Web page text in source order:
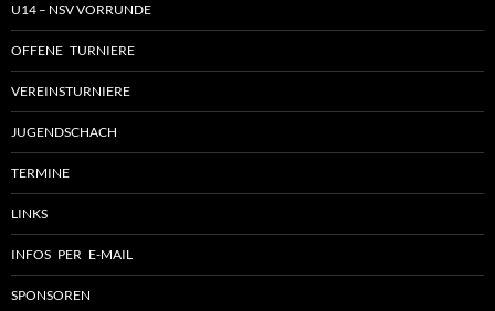
U14 – NSV VORRUNDE
OFFENE TURNIERE
VEREINSTURNIERE
JUGENDSCHACH
TERMINE
LINKS
INFOS PER E-MAIL
SPONSOREN